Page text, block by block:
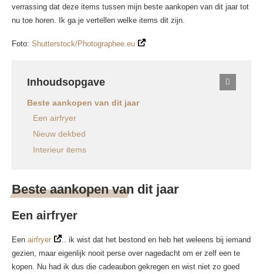
verrassing dat deze items tussen mijn beste aankopen van dit jaar tot
nu toe horen. Ik ga je vertellen welke items dit zijn.
Foto: Shutterstock/Photographee.eu
Inhoudsopgave
Beste aankopen van dit jaar
Een airfryer
Nieuw dekbed
Interieur items
Beste aankopen van dit jaar
Een airfryer
Een airfryer
.. ik wist dat het bestond en heb het weleens bij iemand
gezien, maar eigenlijk nooit perse over nagedacht om er zelf een te
kopen. Nu had ik dus die cadeaubon gekregen en wist niet zo goed